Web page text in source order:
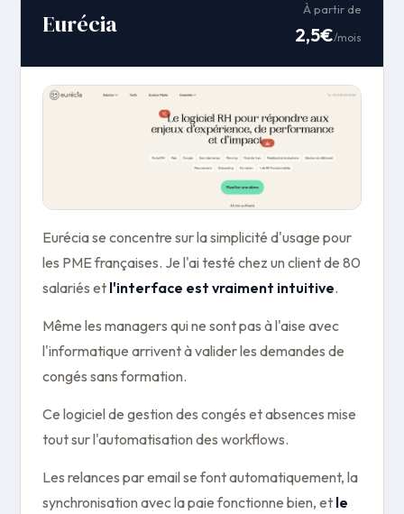
Eurécia
À partir de
2,5€/mois
Eurécia se concentre sur la simplicité d'usage pour
les PME françaises. Je l'ai testé chez un client de 80
salariés et l'interface est vraiment intuitive.
Même les managers qui ne sont pas à l'aise avec
l'informatique arrivent à valider les demandes de
congés sans formation.
Ce logiciel de gestion des congés et absences mise
tout sur l'automatisation des workflows.
Les relances par email se font automatiquement, la
synchronisation avec la paie fonctionne bien, et le